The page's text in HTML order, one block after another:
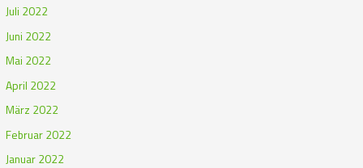
Juli 2022
Juni 2022
Mai 2022
April 2022
März 2022
Februar 2022
Januar 2022